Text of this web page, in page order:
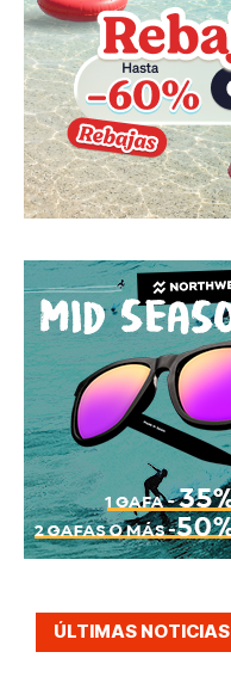
ÚLTIMAS NOTICIAS